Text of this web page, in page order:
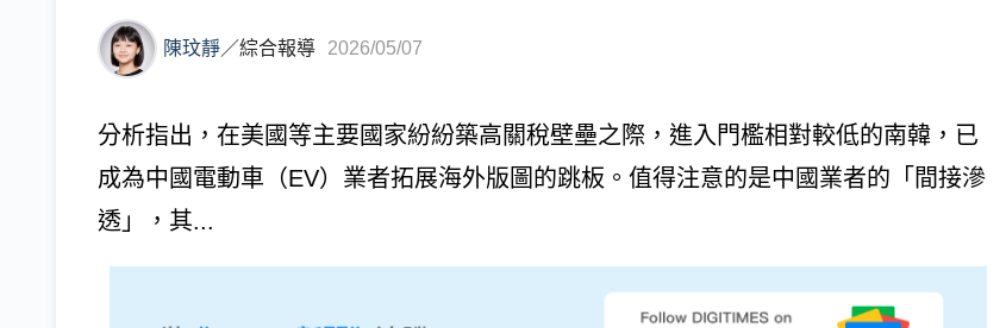
陳玟靜／綜合報導 2026/05/07
分析指出，在美國等主要國家紛紛築高關稅壁壘之際，進入門檻相對較低的南韓，已
成為中國電動車（EV）業者拓展海外版圖的跳板。值得注意的是中國業者的「間接滲
透」，其...